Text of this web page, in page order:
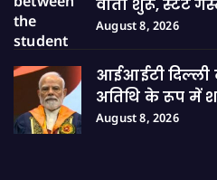
वार्ता शुरू, स्टेट
August 8, 2026
आईआईटी दिल्ली
अतिथि के रूप में
August 8, 2026